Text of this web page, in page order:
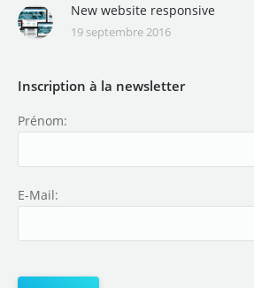
New website responsive
19 septembre 2016
Inscription à la newsletter
Prénom:
E-Mail: